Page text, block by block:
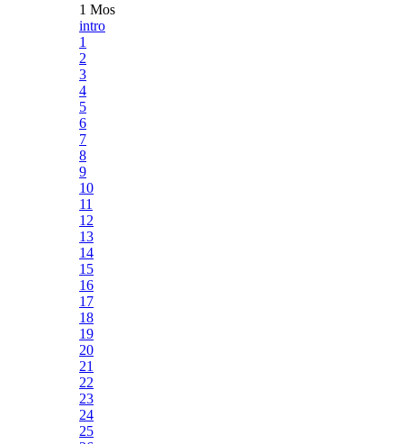
1 Mos
intro
1
2
3
4
5
6
7
8
9
10
11
12
13
14
15
16
17
18
19
20
21
22
23
24
25